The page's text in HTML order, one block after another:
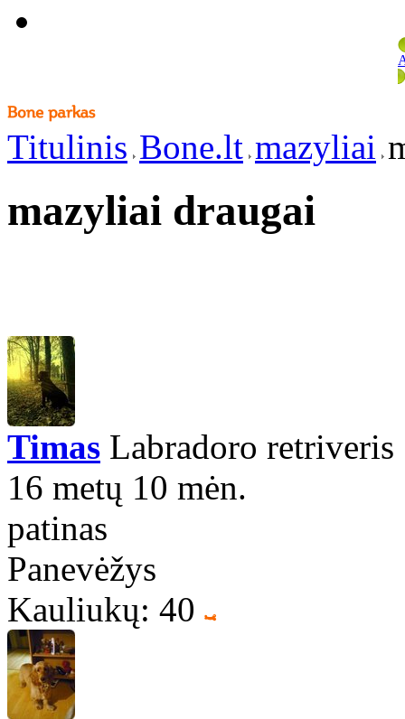
Titulinis Bone.lt mazyliai
mazyliai draugai
Timas Labradoro retriveris
16 metų 10 mėn.
patinas
Panevėžys
Kauliukų: 40